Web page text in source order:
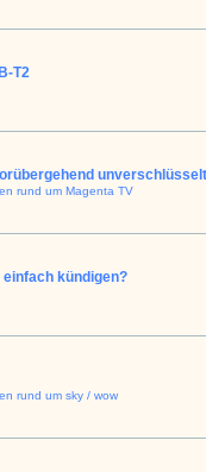
T2
rund um Magenta TV
einfach kündigen?
rund um sky / wow